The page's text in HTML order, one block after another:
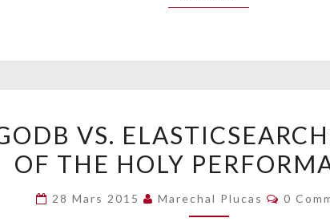
VS.
QUEST
VS.
OF THE HOLY
28 Mars 2015 Marechal Plucas 0